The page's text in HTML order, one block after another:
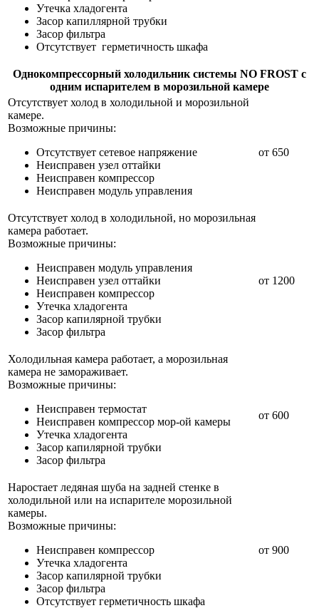
Утечка хладогента
Засор капиллярной трубки
Засор фильтра
Отсутствует герметичность шкафа
Однокомпрессорный холодильник системы NO FROST с
одним испарителем в морозильной камере
Отсутствует холод в холодильной и морозильной
камере.
Возможные причины:
Отсутствует сетевое напряжение
Неисправен узел оттайки
Неисправен компрессор
Неисправен модуль управления
от 650
Отсутствует холод в холодильной, но морозильная
камера работает.
Возможные причины:
Неисправен модуль управления
Неисправен узел оттайки
Неисправен компрессор
Утечка хладогента
Засор капилярной трубки
Засор фильтра
от 1200
Холодильная камера работает, а морозильная
камера не замораживает.
Возможные причины:
Неисправен термостат
Неисправен компрессор мор-ой камеры
Утечка хладогента
Засор капилярной трубки
Засор фильтра
от 600
Наростает ледяная шуба на задней стенке в
холодильной или на испарителе морозильной
камеры.
Возможные причины:
Неисправен компрессор
Утечка хладогента
Засор капилярной трубки
Засор фильтра
Отсутствует герметичность шкафа
от 900